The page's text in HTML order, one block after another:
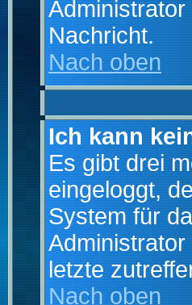
Nachricht.
Nach oben
Ich kann
Es gibt drei
eingeloggt,
System für
letzte
Nach oben